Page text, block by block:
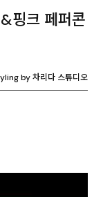
핑크 페퍼콘
by 차리다 스튜디오